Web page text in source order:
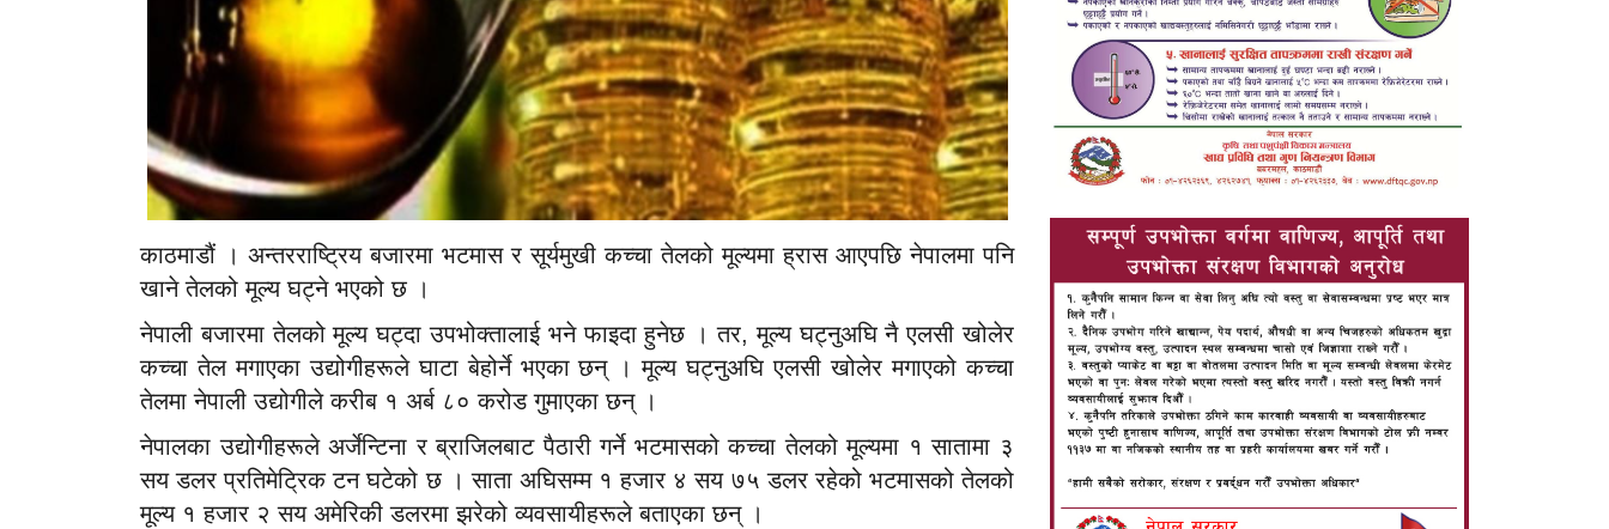
काठमाडौं । अन्तरराष्ट्रिय बजारमा भटमास र सूर्यमुखी कच्चा तेलको मूल्यमा ह्रास आएपछि नेपालमा पनि
खाने तेलको मूल्य घट्ने भएको छ ।
नेपाली बजारमा तेलको मूल्य घट्दा उपभोक्तालाई भने फाइदा हुनेछ । तर, मूल्य घट्नुअघि नै एलसी खोलेर
कच्चा तेल मगाएका उद्योगीहरूले घाटा बेहोर्ने भएका छन् । मूल्य घट्नुअघि एलसी खोलेर मगाएको कच्चा
तेलमा नेपाली उद्योगीले करीब १ अर्ब ८० करोड गुमाएका छन् ।
नेपालका उद्योगीहरूले अर्जेन्टिना र ब्राजिलबाट पैठारी गर्ने भटमासको कच्चा तेलको मूल्यमा १ सातामा ३
सय डलर प्रतिमेट्रिक टन घटेको छ । साता अघिसम्म १ हजार ४ सय ७५ डलर रहेको भटमासको तेलको
मूल्य १ हजार २ सय अमेरिकी डलरमा झरेको व्यवसायीहरूले बताएका छन् ।